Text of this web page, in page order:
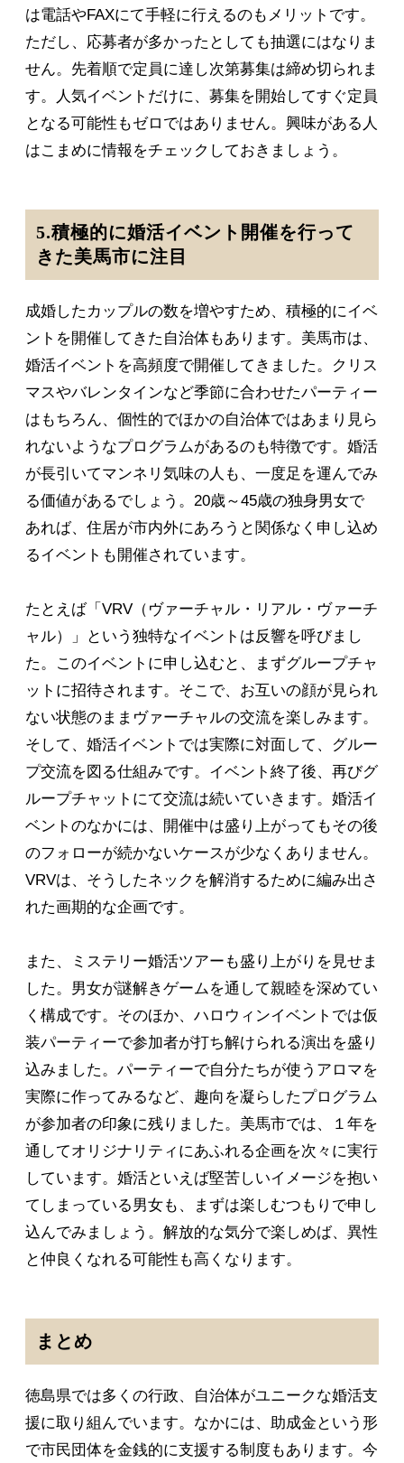
は電話やFAXにて手軽に行えるのもメリットです。
ただし、応募者が多かったとしても抽選にはなりま
せん。先着順で定員に達し次第募集は締め切られま
す。人気イベントだけに、募集を開始してすぐ定員
となる可能性もゼロではありません。興味がある人
はこまめに情報をチェックしておきましょう。
5.積極的に婚活イベント開催を行って
きた美馬市に注目
成婚したカップルの数を増やすため、積極的にイベ
ントを開催してきた自治体もあります。美馬市は、
婚活イベントを高頻度で開催してきました。クリス
マスやバレンタインなど季節に合わせたパーティー
はもちろん、個性的でほかの自治体ではあまり見ら
れないようなプログラムがあるのも特徴です。婚活
が長引いてマンネリ気味の人も、一度足を運んでみ
る価値があるでしょう。20歳～45歳の独身男女で
あれば、住居が市内外にあろうと関係なく申し込め
るイベントも開催されています。
たとえば「VRV（ヴァーチャル・リアル・ヴァーチ
ャル）」という独特なイベントは反響を呼びまし
た。このイベントに申し込むと、まずグループチャ
ットに招待されます。そこで、お互いの顔が見られ
ない状態のままヴァーチャルの交流を楽しみます。
そして、婚活イベントでは実際に対面して、グルー
プ交流を図る仕組みです。イベント終了後、再びグ
ループチャットにて交流は続いていきます。婚活イ
ベントのなかには、開催中は盛り上がってもその後
のフォローが続かないケースが少なくありません。
VRVは、そうしたネックを解消するために編み出さ
れた画期的な企画です。
また、ミステリー婚活ツアーも盛り上がりを見せま
した。男女が謎解きゲームを通して親睦を深めてい
く構成です。そのほか、ハロウィンイベントでは仮
装パーティーで参加者が打ち解けられる演出を盛り
込みました。パーティーで自分たちが使うアロマを
実際に作ってみるなど、趣向を凝らしたプログラム
が参加者の印象に残りました。美馬市では、１年を
通してオリジナリティにあふれる企画を次々に実行
しています。婚活といえば堅苦しいイメージを抱い
てしまっている男女も、まずは楽しむつもりで申し
込んでみましょう。解放的な気分で楽しめば、異性
と仲良くなれる可能性も高くなります。
まとめ
徳島県では多くの行政、自治体がユニークな婚活支
援に取り組んでいます。なかには、助成金という形
で市民団体を金銭的に支援する制度もあります。今